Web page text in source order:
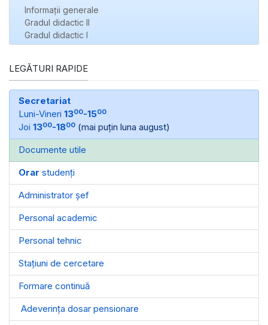
Informaţii generale
Gradul didactic II
Gradul didactic I
LEGĂTURI RAPIDE
Secretariat
Luni-Vineri 1300-1500
Joi 1300-1800 (mai puțin luna august)
Documente utile
Orar studenți
Administrator șef
Personal academic
Personal tehnic
Stațiuni de cercetare
Formare continuă
Adeverința dosar pensionare